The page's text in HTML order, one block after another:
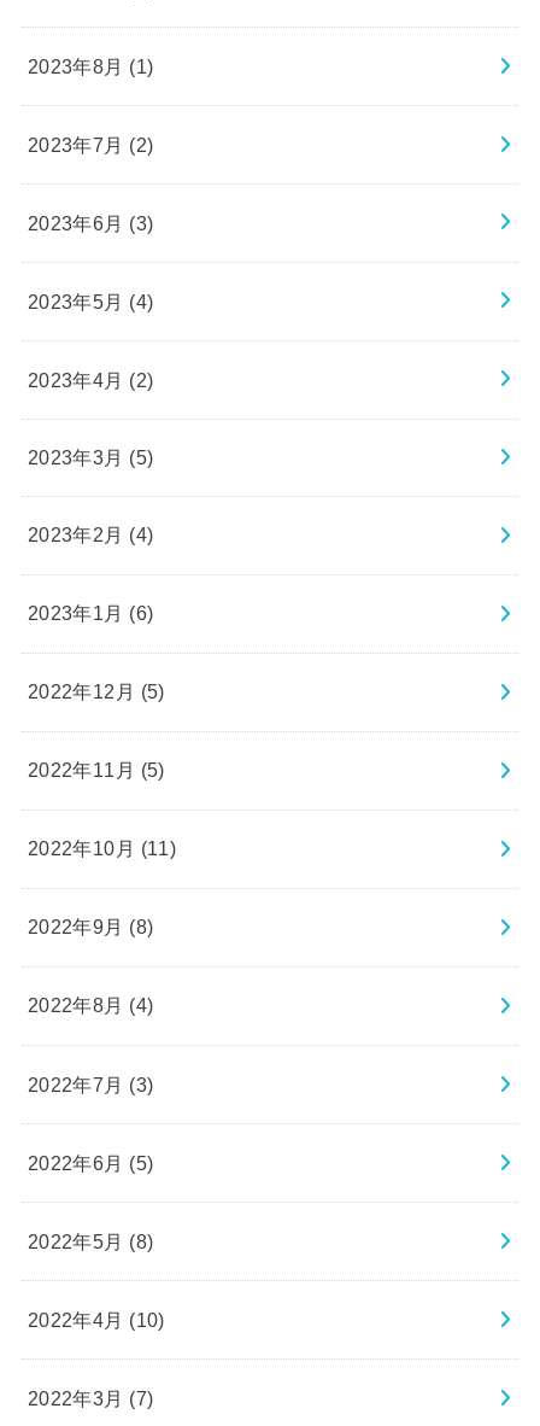
2023年8月 (1)
2023年7月 (2)
2023年6月 (3)
2023年5月 (4)
2023年4月 (2)
2023年3月 (5)
2023年2月 (4)
2023年1月 (6)
2022年12月 (5)
2022年11月 (5)
2022年10月 (11)
2022年9月 (8)
2022年8月 (4)
2022年7月 (3)
2022年6月 (5)
2022年5月 (8)
2022年4月 (10)
2022年3月 (7)